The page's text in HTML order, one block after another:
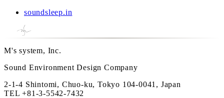
soundsleep.in
M's system, Inc.
Sound Environment Design Company
2-1-4 Shintomi, Chuo-ku, Tokyo 104-0041, Japan
TEL+81-3-5542-7432